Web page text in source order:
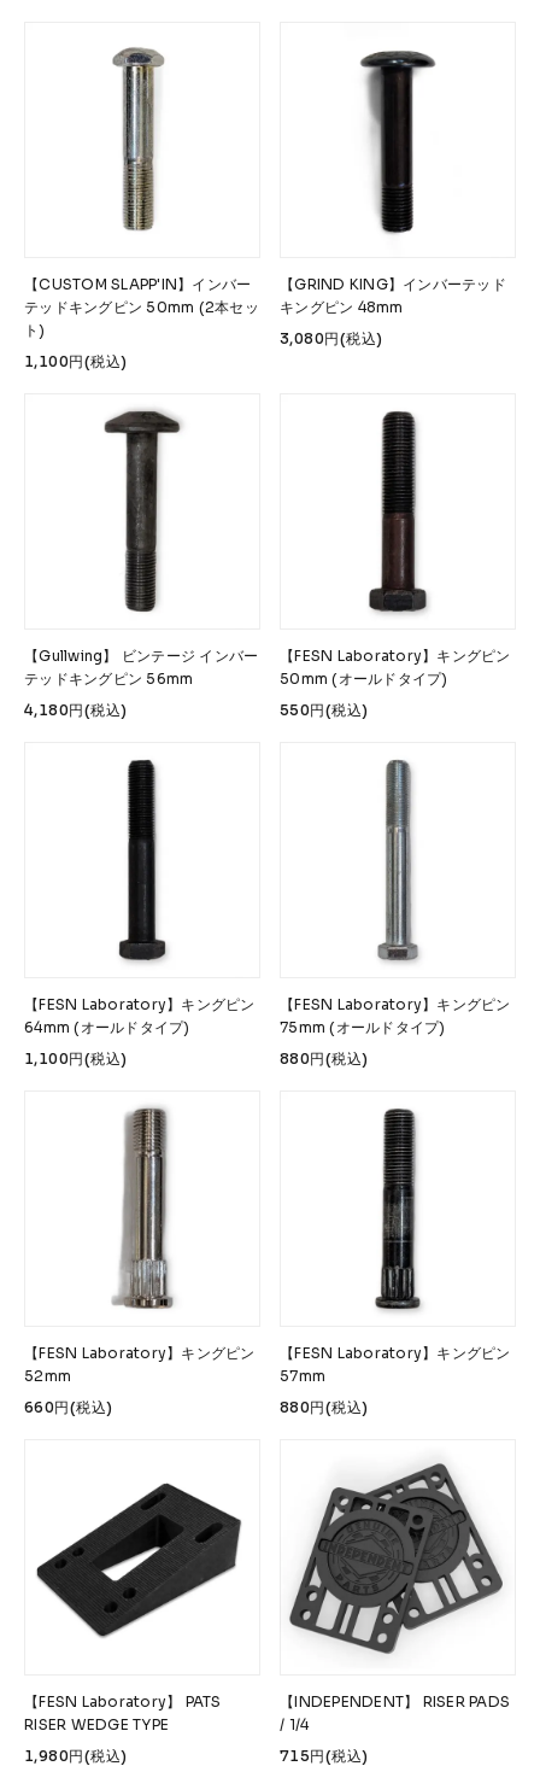
【CUSTOM SLAPP'IN】インバー
テッドキングピン 50mm (2本セッ
ト)
1,100円(税込)
【GRIND KING】インバーテッド
キングピン 48mm
3,080円(税込)
【Gullwing】 ビンテージ インバー
テッドキングピン 56mm
4,180円(税込)
【FESN Laboratory】キングピン
50mm (オールドタイプ)
550円(税込)
【FESN Laboratory】キングピン
64mm (オールドタイプ)
1,100円(税込)
【FESN Laboratory】キングピン
75mm (オールドタイプ)
880円(税込)
【FESN Laboratory】キングピン
52mm
660円(税込)
【FESN Laboratory】キングピン
57mm
880円(税込)
【FESN Laboratory】 PATS
RISER WEDGE TYPE
1,980円(税込)
【INDEPENDENT】 RISER PADS
/ 1/4
715円(税込)